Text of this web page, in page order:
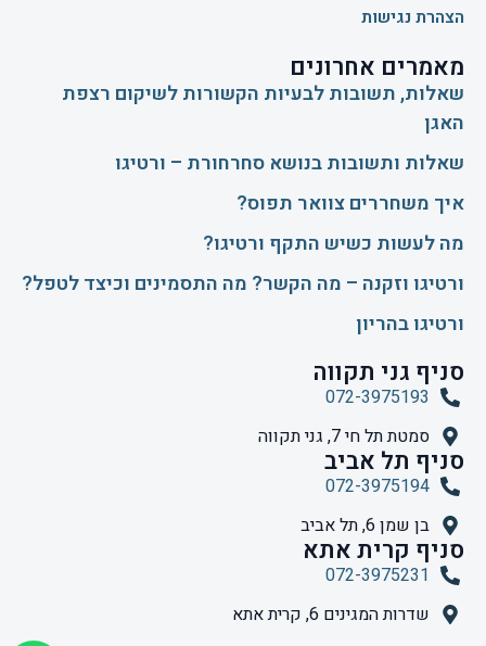
הצהרת נגישות
מאמרים אחרונים
שאלות, תשובות לבעיות הקשורות לשיקום רצפת
האגן
שאלות ותשובות בנושא סחרחורת – ורטיגו
איך משחררים צוואר תפוס?
​מה לעשות כשיש התקף ורטיגו?
ורטיגו וזקנה – מה הקשר? מה התסמינים וכיצד לטפל?
ורטיגו בהריון
סניף גני תקווה
072-3975193
סמטת תל חי 7, גני תקווה
סניף תל אביב
072-3975194
בן שמן 6, תל אביב
סניף קרית אתא
072-3975231
שדרות המגינים 6, קרית אתא